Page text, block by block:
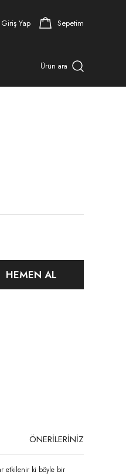
Giriş Yap Sepetim
Ürün ara
HEMEN AL
ÖNERİLERİNİZ
etkilenir ki böyle bir